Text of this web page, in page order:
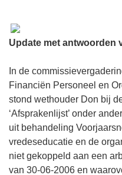
Update met antwoorden
In de
Financiën Personeel en
stond wethouder Don bij
‘Afsprakenlijst’ onder
uit behandeling
vredeseducatie en de
niet gekoppeld aan een
van 30-06-2006 en